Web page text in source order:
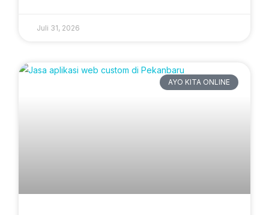
Juli 31, 2026
AYO KITA ONLINE